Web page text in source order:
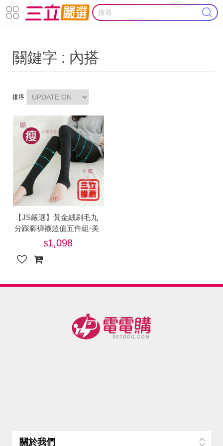
關鍵字 : 內搭
排序
【JS嚴選】黃金絨刷毛九
分踩腳褲襪超值五件組-美
1,098
關於我們